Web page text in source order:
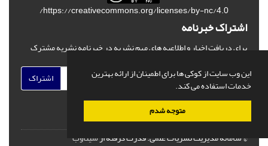
این وب سایت از کوکی ها برای اطمینان از ارائه بهترین
خدمات استفاده می کند.
متوجه شدم
https://creativecommons.org/licenses/by-nc/4.0/
اشتراک خبرنامه
برای دریافت اخبار و اطلاعیه های مهم نشریه در خبرنامه نشریه مشترک
اشتراک
© سامانه مدیریت نشریات علمی.قدرت گرفته ازسیناوب